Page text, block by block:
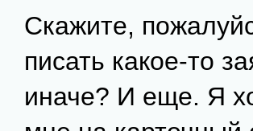
Скажите,
писать какое-то
иначе? И еще. Я